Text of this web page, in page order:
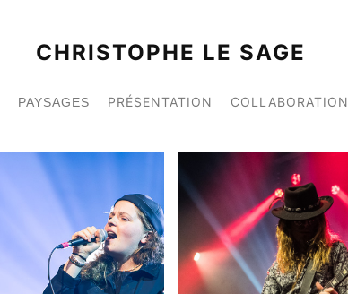
CHRISTOPHE LE SAGE
PAYSAGES PRÉSENTATION COLLABORATION